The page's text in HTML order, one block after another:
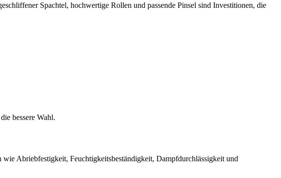
Spachtel, hochwertige Rollen und passende Pinsel sind Investitionen, die
bessere Wahl.
Abriebfestigkeit, Feuchtigkeitsbeständigkeit, Dampfdurchlässigkeit und